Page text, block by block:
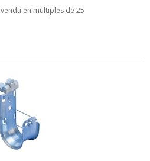
vendu en multiples de 25